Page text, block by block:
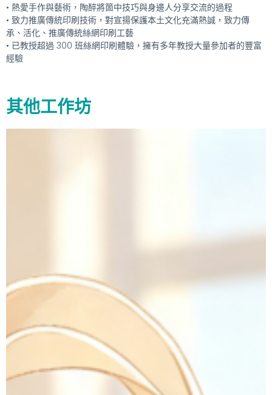
• 熱愛手作與藝術，陶醉將箇中技巧與身邊人分享交流的過程
• 致力推廣傳統印刷技術，對宣揚保護本土文化充滿熱誠，致力傳
承、活化、推廣傳統絲網印刷工藝
• 已教授超過 300 班絲網印刷體驗，擁有多年教授大量參加者的豐富
經驗
其他工作坊